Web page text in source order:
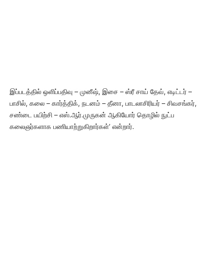
இப்படத்தில் ஒளிப்பதிவு – முனீஷ், இசை – ஸ்ரீ சாய் தேவ், எடிட்டர் –
பாசில், கலை – கார்த்திக், நடனம் – தீனா, பாடலாசிரியர் – சிவசங்கர்,
சண்டை பயிற்சி – எஸ்.ஆர்.முருகன் ஆகியோர் தொழில் நுட்ப
கலைஞர்களாக பணியாற்றுகிறார்கள்’ என்றார்.